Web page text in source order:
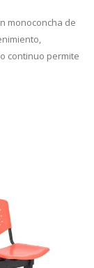
monoconcha de
continuo permite